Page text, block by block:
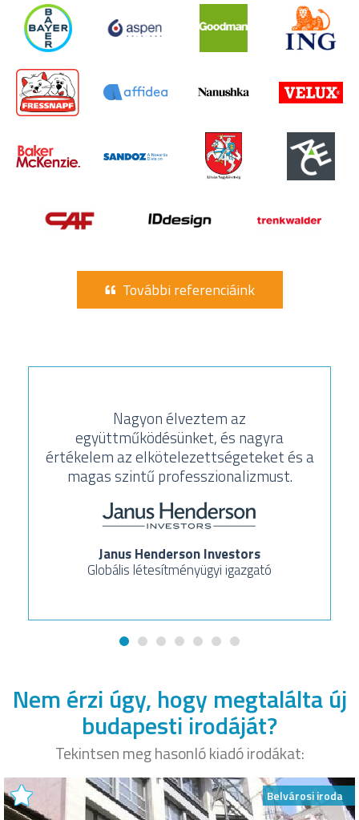
További referenciáink
Nagyon élveztem az
együttműködésünket, és nagyra
értékelem az elkötelezettségeteket és a
magas szintű professzionalizmust.
Janus Henderson Investors
Globális létesítményügyi igazgató
Nem érzi úgy, hogy megtalálta új
budapesti irodáját?
Tekintsen meg hasonló kiadó irodákat:
Belvárosi iroda